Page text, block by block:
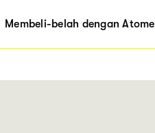
Membeli-belah dengan Atome